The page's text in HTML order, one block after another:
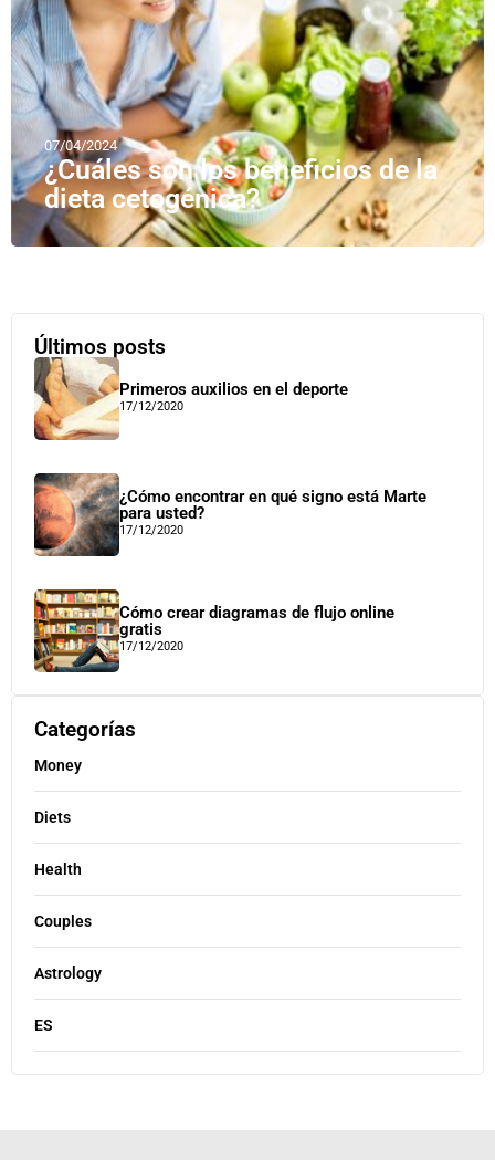
07/04/2024
¿Cuáles son los beneficios de la
dieta cetogénica?
Últimos posts
Primeros auxilios en el deporte
17/12/2020
¿Cómo encontrar en qué signo está Marte
para usted?
17/12/2020
Cómo crear diagramas de flujo online
gratis
17/12/2020
Categorías
Money
Diets
Health
Couples
Astrology
ES